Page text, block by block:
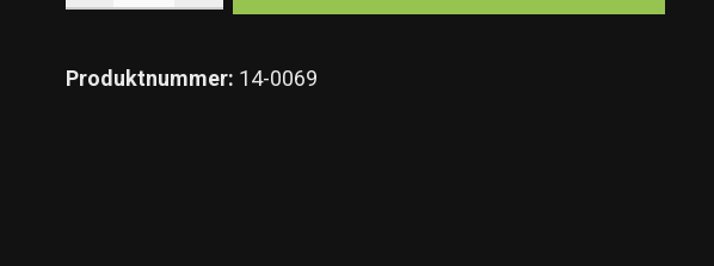
Produktnummer: 14-0069